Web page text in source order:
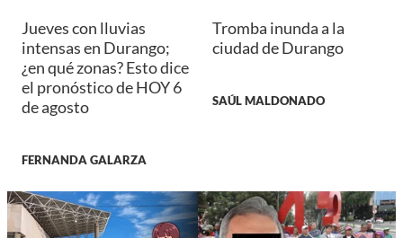
Jueves con lluvias
intensas en Durango;
¿en qué zonas? Esto dice
el pronóstico de HOY 6
de agosto
FERNANDA GALARZA
Tromba inunda a la
ciudad de Durango
SAÚL MALDONADO